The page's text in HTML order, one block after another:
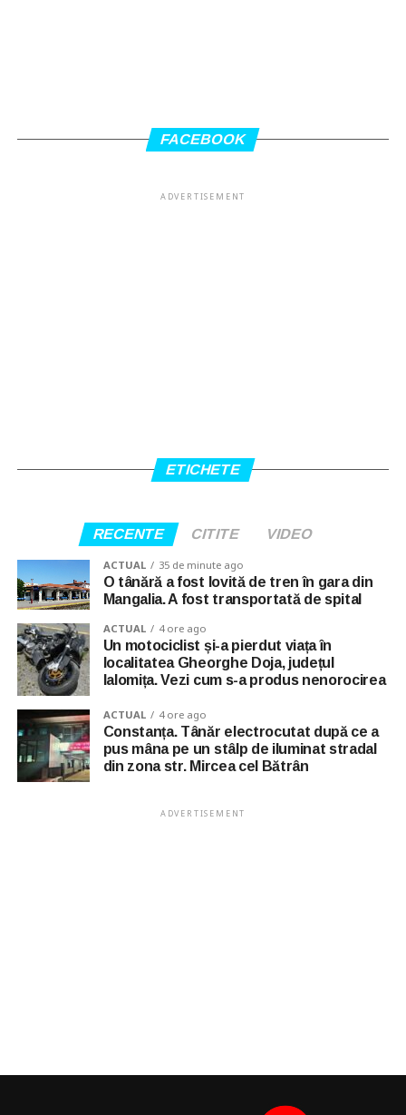
FACEBOOK
ADVERTISEMENT
ETICHETE
RECENTE CITITE VIDEO
ACTUAL 35 de minute ago
O tânără a fost lovită de tren în gara din
Mangalia. A fost transportată de spital
ACTUAL 4 ore ago
Un motociclist și-a pierdut viața în
localitatea Gheorghe Doja, județul
Ialomița. Vezi cum s-a produs nenorocirea
ACTUAL 4 ore ago
Constanța. Tânăr electrocutat după ce a
pus mâna pe un stâlp de iluminat stradal
din zona str. Mircea cel Bătrân
ADVERTISEMENT